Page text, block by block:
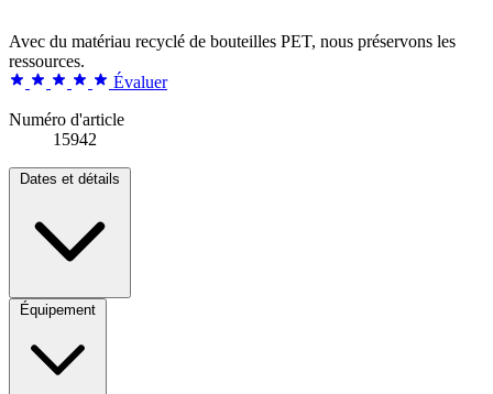
Avec du matériau recyclé de bouteilles PET, nous préservons les
ressources.
Évaluer
Numéro d'article
15942
Dates et détails
Équipement